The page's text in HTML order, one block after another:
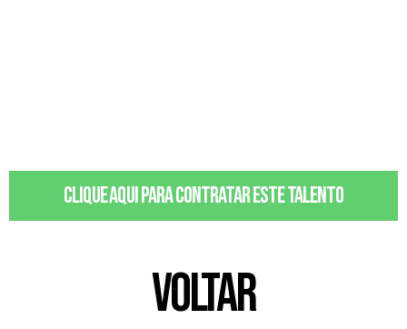
Clique aqui para contratar este talento
VOLTAR